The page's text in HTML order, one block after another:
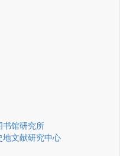
书馆研究所
文献研究中心